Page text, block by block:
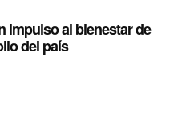
impulso al bienestar de
del país